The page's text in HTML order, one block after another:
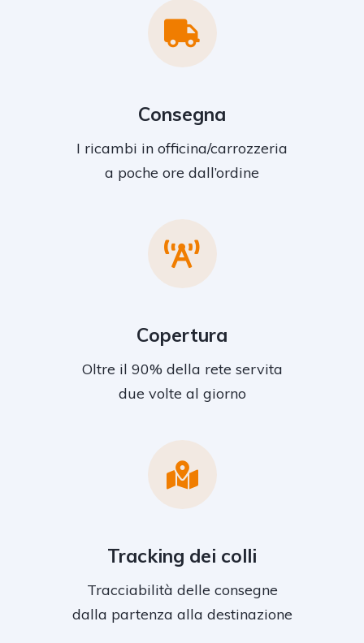
Consegna
I ricambi in officina/carrozzeria
a poche ore dall’ordine
Copertura
Oltre il 90% della rete servita
due volte al giorno
Tracking dei colli
Tracciabilità delle consegne
dalla partenza alla destinazione